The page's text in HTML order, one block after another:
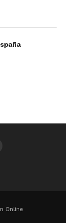
Online